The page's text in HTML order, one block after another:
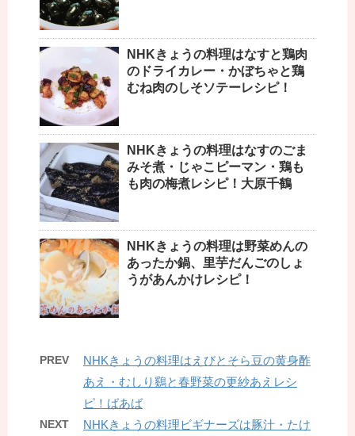
NHKきょうの料理はなすと鶏肉
のドライカレー・かぼちゃと鶏
むね肉のしそソテーレシピ！
NHKきょうの料理はなすのごま
みそ煮・じゃこピーマン・鶏も
も肉の梅煮レシピ！大原千鶴
NHKきょうの料理は野菜めんの
あったか鍋、里芋だんごのしょ
うがあんかけレシピ！
PREV
NHKきょうの料理はえびとそら豆の黄身酢
あえ・むしり鷄と春野菜の更紗あえレシ
ピ！ばあば
NEXT NHKきょうの料理ビギナーズは豚汁・たけ